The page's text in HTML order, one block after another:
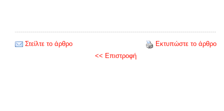
Στείλτε το άρθρο
Εκτυπώστε το άρθρο
<< Επιστροφή